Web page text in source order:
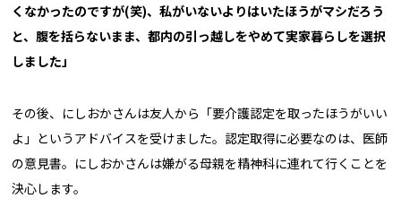
くなかったのですが(笑)、私がいないよりはいたほうがマシだろう
と、腹を括らないまま、都内の引っ越しをやめて実家暮らしを選択
しました」
その後、にしおかさんは友人から「要介護認定を取ったほうがいい
よ」というアドバイスを受けました。認定取得に必要なのは、医師
の意見書。にしおかさんは嫌がる母親を精神科に連れて行くことを
決心します。